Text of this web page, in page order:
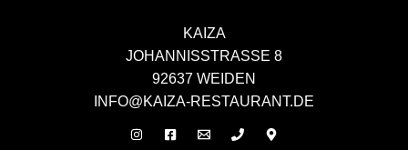
KAIZA
JOHANNISSTRASSE 8
92637 WEIDEN
INFO@KAIZA-RESTAURANT.DE